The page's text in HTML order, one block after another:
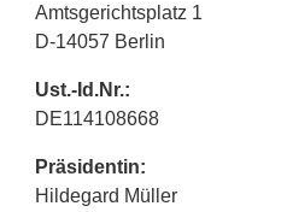
Amtsgerichtsplatz 1
D-14057 Berlin
Ust.-Id.Nr.:
DE114108668
Präsidentin:
Hildegard Müller